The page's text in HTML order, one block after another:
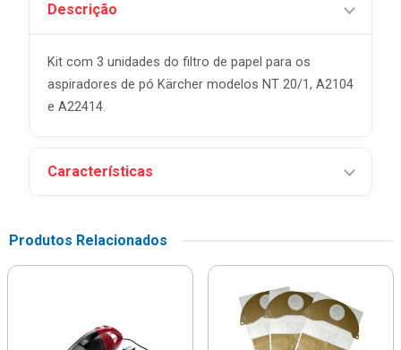
Descrição
Kit com 3 unidades do filtro de papel para os
aspiradores de pó Kärcher modelos NT 20/1, A2104
e A22414.
Características
Produtos Relacionados